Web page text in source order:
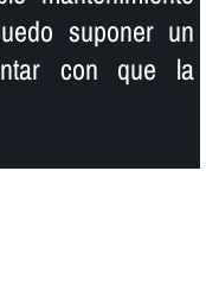
suponer un
con que la